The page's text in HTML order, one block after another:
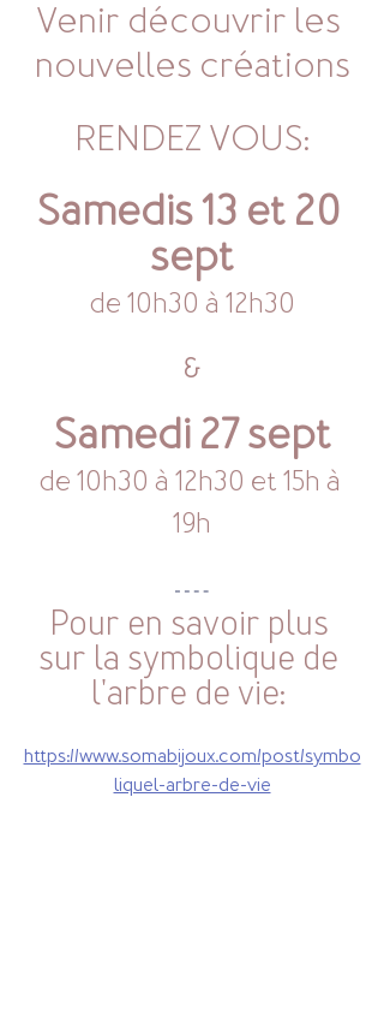
Venir découvrir les
nouvelles créations
RENDEZ VOUS:
Samedis 13 et 20
sept
de 10h30 à 12h30
&
Samedi 27 sept
de 10h30 à 12h30 et 15h à
19h
Pour en savoir plus
sur la symbolique de
l'arbre de vie:
https://www.somabijoux.com/post/symbo
liquel-arbre-de-vie